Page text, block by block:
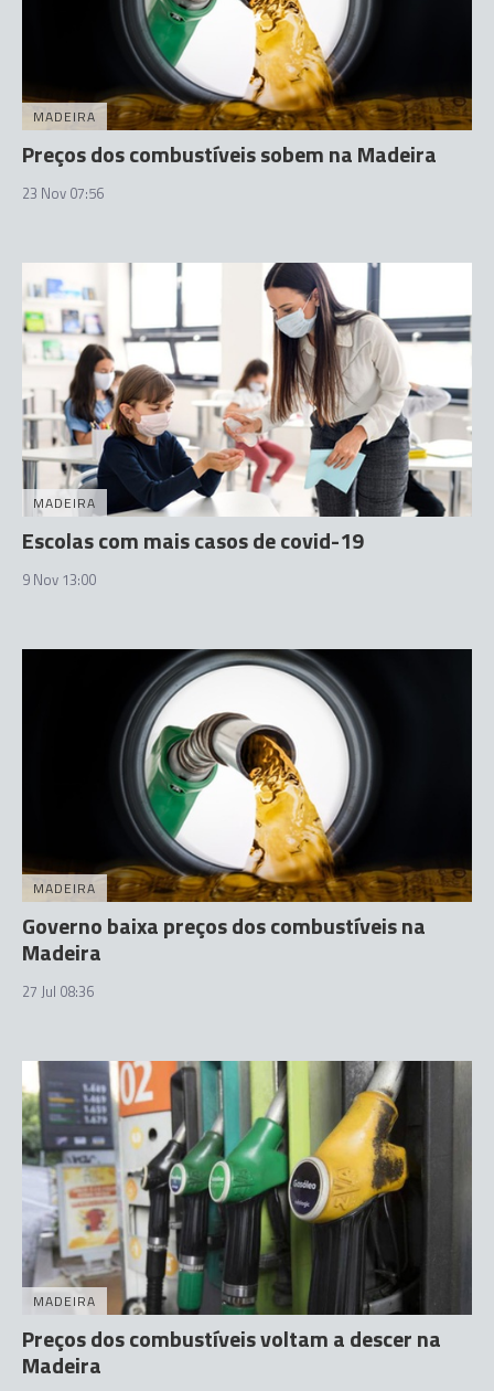
MADEIRA
Preços dos combustíveis sobem na Madeira
23 Nov 07:56
MADEIRA
Escolas com mais casos de covid-19
9 Nov 13:00
MADEIRA
Governo baixa preços dos combustíveis na
Madeira
27 Jul 08:36
MADEIRA
Preços dos combustíveis voltam a descer na
Madeira